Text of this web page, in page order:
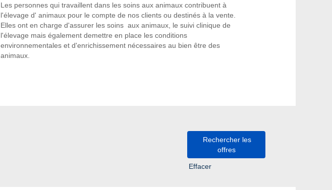
Les personnes qui travaillent dans les soins aux animaux contribuent à
l'élevage d' animaux pour le compte de nos clients ou destinés à la vente.
Elles ont en charge d'assurer les soins aux animaux, le suivi clinique de
l'élevage mais également demettre en place les conditions
environnementales et d'enrichissement nécessaires au bien être des
animaux.
Effacer